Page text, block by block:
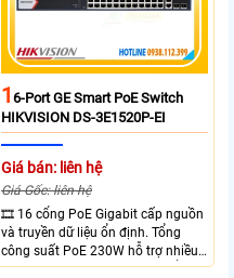
16-Port GE Smart PoE Switch
HIKVISION DS-3E1520P-EI
Giá bán: liên hệ
Giá Gốc: liên hệ
🎞 16 cổng PoE Gigabit cấp nguồn
và truyền dữ liệu ổn định. Tổng
công suất PoE 230W hỗ trợ nhiều
thiết bị cùng lúc. Tốc độ chuyển